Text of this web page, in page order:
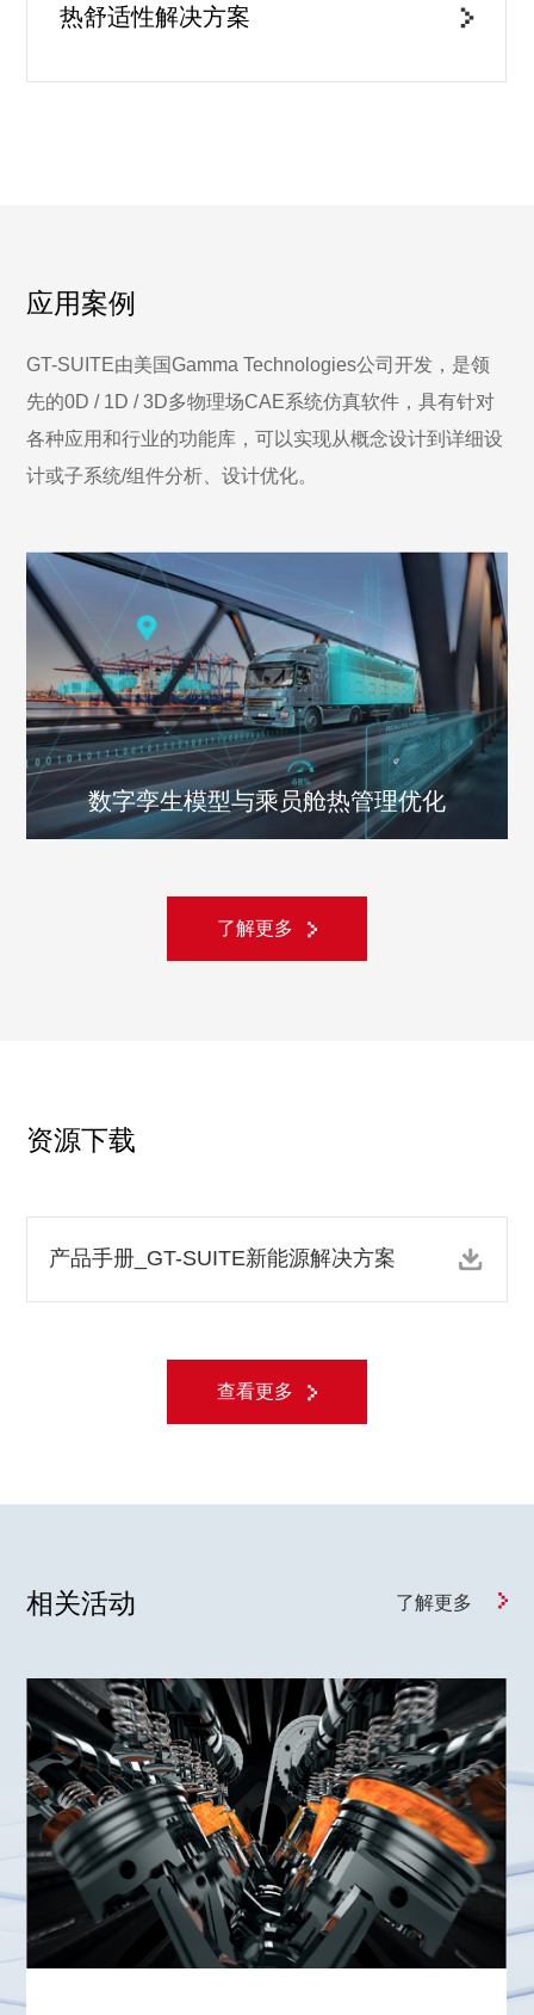
热舒适性解决方案
应用案例
GT-SUITE由美国Gamma Technologies公司开发，是领
先的0D / 1D / 3D多物理场CAE系统仿真软件，具有针对
各种应用和行业的功能库，可以实现从概念设计到详细设
计或子系统/组件分析、设计优化。
数字孪生模型与乘员舱热管理优化
了解更多
资源下载
产品手册_GT-SUITE新能源解决方案
查看更多
相关活动 了解更多